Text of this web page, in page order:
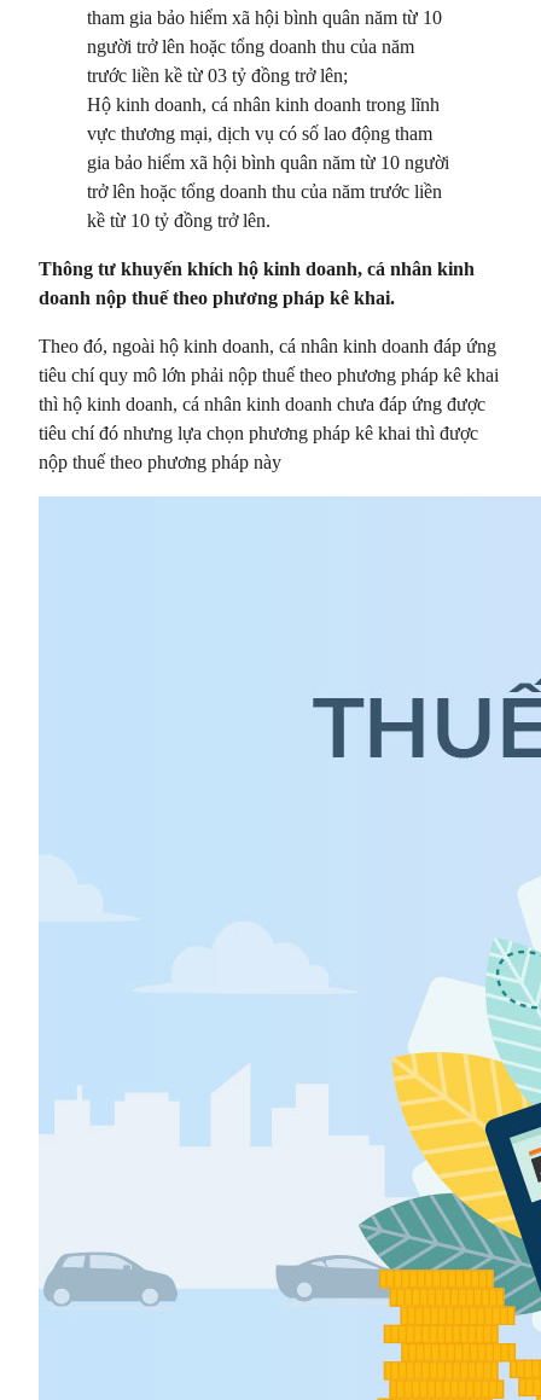
tham gia bảo hiểm xã hội bình quân năm từ 10
người trở lên hoặc tổng doanh thu của năm
trước liền kề từ 03 tỷ đồng trở lên;
Hộ kinh doanh, cá nhân kinh doanh trong lĩnh
vực thương mại, dịch vụ có số lao động tham
gia bảo hiểm xã hội bình quân năm từ 10 người
trở lên hoặc tổng doanh thu của năm trước liền
kề từ 10 tỷ đồng trở lên.
Thông tư khuyến khích hộ kinh doanh, cá nhân kinh
doanh nộp thuế theo phương pháp kê khai.
Theo đó, ngoài hộ kinh doanh, cá nhân kinh doanh đáp ứng
tiêu chí quy mô lớn phải nộp thuế theo phương pháp kê khai
thì hộ kinh doanh, cá nhân kinh doanh chưa đáp ứng được
tiêu chí đó nhưng lựa chọn phương pháp kê khai thì được
nộp thuế theo phương pháp này